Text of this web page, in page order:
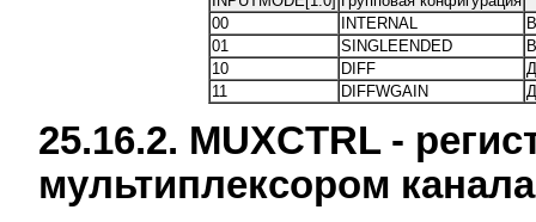
00
INTERNAL
01
SINGLEENDED
10
DIFF
11
DIFFWGAIN
25.16.2. MUXCTRL -
мультиплексором